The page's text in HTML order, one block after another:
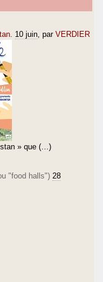
10 juin , par VERDIER
» que (…)
"food halls") 28